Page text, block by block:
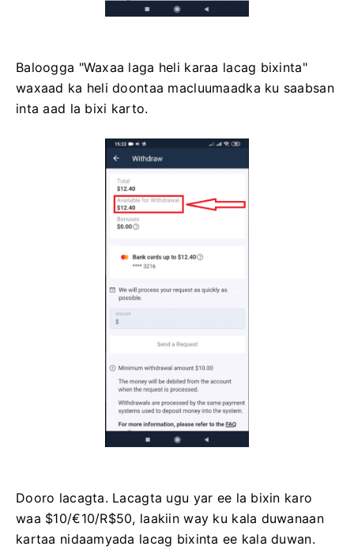
Baloogga "Waxaa laga heli karaa lacag bixinta"
waxaad ka heli doontaa macluumaadka ku saabsan
inta aad la bixi karto.
Dooro lacagta. Lacagta ugu yar ee la bixin karo
waa $10/€10/R$50, laakiin way ku kala duwanaan
kartaa nidaamyada lacag bixinta ee kala duwan.